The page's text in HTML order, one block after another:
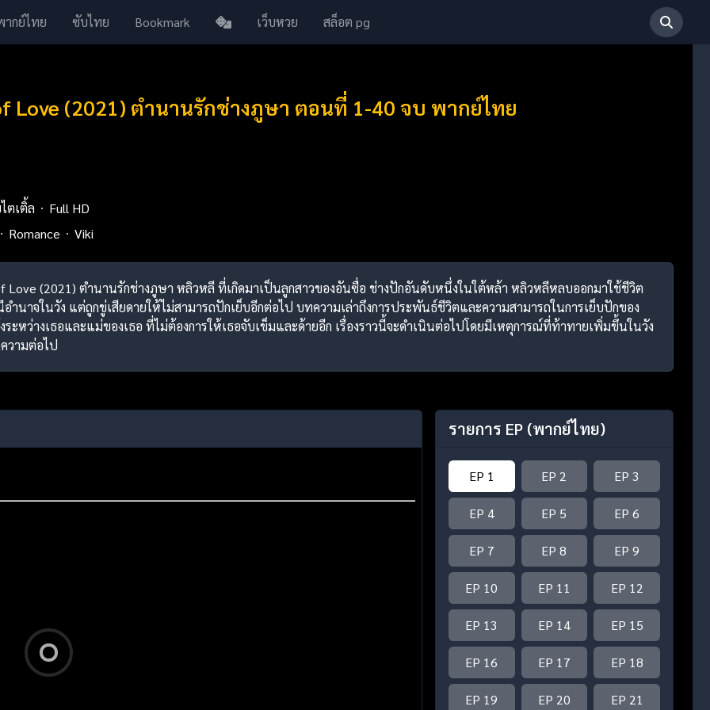
ากย์ไทย ซับไทย Bookmark เว็บหวย สล็อต pg
Love (2021) ตำนานรักช่างภูษา ตอนที่ 1-40 จบ พากย์ไทย
ตเติ้ล
Full HD
Romance
Viki
Love (2021) ตำนานรักช่างภูษา หลิวหลี ที่เกิดมาเป็นลูกสาวของอันซื่อ ช่างปักอันดับหนึ่งในใต้หล้า หลิวหลีหลบออกมาใช้ชีวิต
ำนาจในวัง แต่ถูกขู่เสียดายให้ไม่สามารถปักเย็บอีกต่อไป บทความเล่าถึงการประพันธ์ชีวิตและความสามารถในการเย็บปักของ
ะหว่างเธอและแม่ของเธอ ที่ไม่ต้องการให้เธอจับเข็มและด้ายอีก เรื่องราวนี้จะดำเนินต่อไปโดยมีเหตุการณ์ที่ท้าทายเพิ่มขึ้นในวัง
วามต่อไป
รายการ EP (พากย์ไทย)
EP 1 EP 2 EP 3
EP 4 EP 5 EP 6
EP 7 EP 8 EP 9
EP 10 EP 11 EP 12
EP 13 EP 14 EP 15
EP 16 EP 17 EP 18
EP 19 EP 20 EP 21